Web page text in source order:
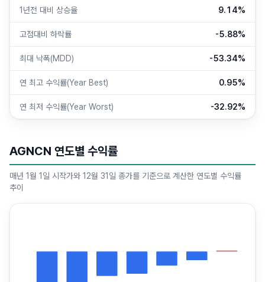
1년전 대비 상승율 9.14%
고점대비 하락률 -5.88%
최대 낙폭(MDD) -53.34%
연 최고 수익률(Year Best) 0.95%
연 최저 수익률(Year Worst) -32.92%
AGNCN 연도별 수익률
매년 1월 1일 시작가와 12월 31일 종가를 기준으로 계산한 연도별 수익률
추이